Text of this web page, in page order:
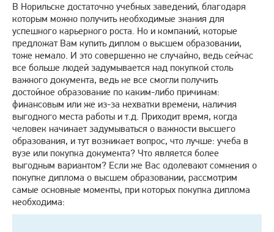
В Норильске достаточно учебных заведений, благодаря
которым можно получить необходимые знания для
успешного карьерного роста. Но и компаний, которые
предложат Вам купить диплом о высшем образовании,
тоже немало. И это совершенно не случайно, ведь сейчас
все больше людей задумывается над покупкой столь
важного документа, ведь не все смогли получить
достойное образование по каким-либо причинам:
финансовым или же из-за нехватки времени, наличия
выгодного места работы и т.д. Приходит время, когда
человек начинает задумываться о важности высшего
образования, и тут возникает вопрос, что лучше: учеба в
вузе или покупка документа? Что является более
выгодным вариантом? Если же Вас одолевают сомнения о
покупке диплома о высшем образовании, рассмотрим
самые основные моменты, при которых покупка диплома
необходима: